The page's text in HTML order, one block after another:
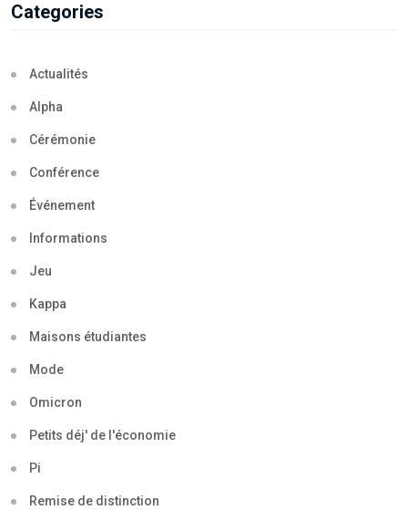
Categories
Actualités
Alpha
Cérémonie
Conférence
Événement
Informations
Jeu
Kappa
Maisons étudiantes
Mode
Omicron
Petits déj' de l'économie
Pi
Remise de distinction